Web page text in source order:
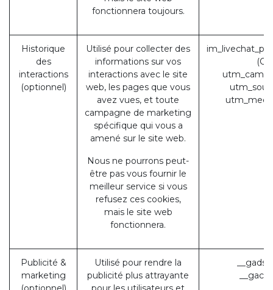
fonctionnera toujours.
Historique
des
interactions
(optionnel)
Utilisé pour collecter des
informations sur vos
interactions avec le site
web, les pages que vous
avez vues, et toute
campagne de marketing
spécifique qui vous a
amené sur le site web.
Nous ne pourrons peut-
être pas vous fournir le
meilleur service si vous
refusez ces cookies,
mais le site web
fonctionnera.
Publicité &
marketing
Utilisé pour rendre la
publicité plus attrayante
__gads
__gac